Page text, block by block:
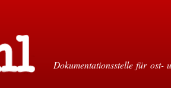
Dokumentationsstelle für ost-